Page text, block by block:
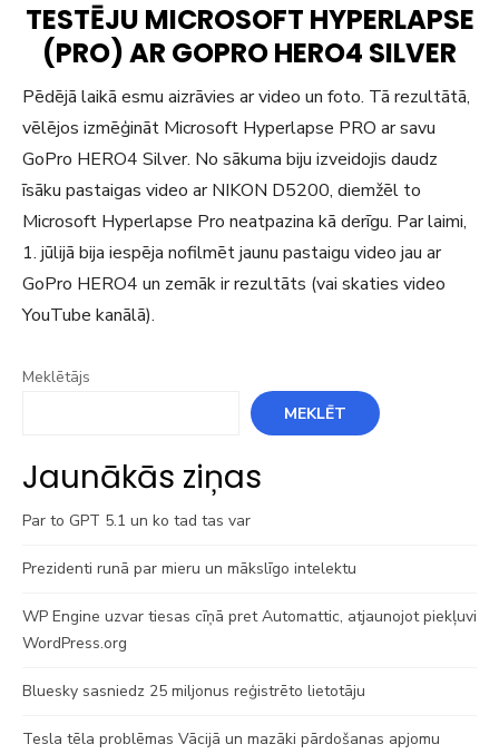
TESTĒJU MICROSOFT HYPERLAPSE
(PRO) AR GOPRO HERO4 SILVER
Pēdējā laikā esmu aizrāvies ar video un foto. Tā rezultātā,
vēlējos izmēģināt Microsoft Hyperlapse PRO ar savu
GoPro HERO4 Silver. No sākuma biju izveidojis daudz
īsāku pastaigas video ar NIKON D5200, diemžēl to
Microsoft Hyperlapse Pro neatpazina kā derīgu. Par laimi,
1. jūlijā bija iespēja nofilmēt jaunu pastaigu video jau ar
GoPro HERO4 un zemāk ir rezultāts (vai skaties video
YouTube kanālā).
Meklētājs
MEKLĒT
Jaunākās ziņas
Par to GPT 5.1 un ko tad tas var
Prezidenti runā par mieru un mākslīgo intelektu
WP Engine uzvar tiesas cīņā pret Automattic, atjaunojot piekļuvi
WordPress.org
Bluesky sasniedz 25 miljonus reģistrēto lietotāju
Tesla tēla problēmas Vācijā un mazāki pārdošanas apjomu